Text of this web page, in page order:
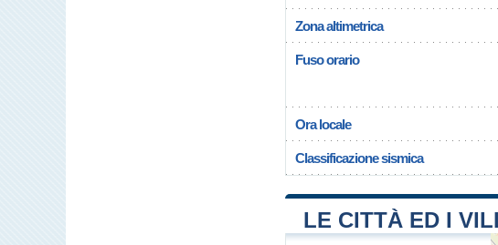
Zona altimetrica
Fuso orario
Ora locale
Classificazione sismica
LE CITTÀ ED I